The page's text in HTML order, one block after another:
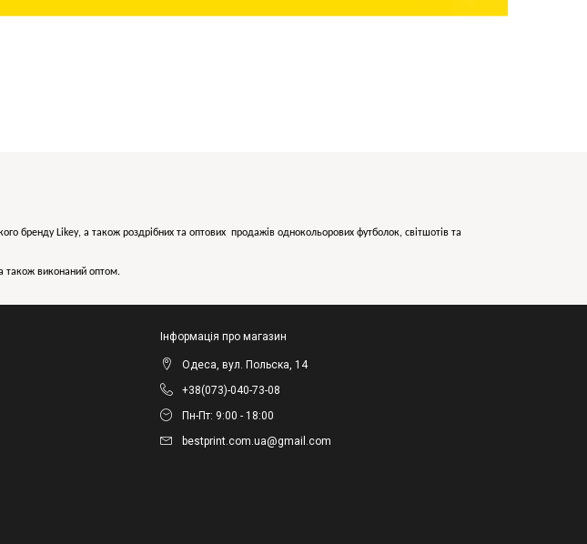
бренду Likey, а також роздрібних та оптових продажів однокольорових футболок, світшотів та
також виконаний оптом.
Інформація про магазин
Одеса, вул. Польска, 14
+38(073)-040-73-08
Пн-Пт: 9:00 - 18:00
bestprint.com.ua@gmail.com